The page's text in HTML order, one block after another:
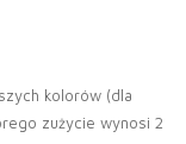
kolorów (dla
zużycie wynosi 2